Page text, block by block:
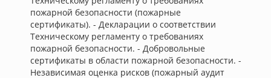
пожарной безопасности (пожарные
сертификаты). - Декларации о соответствии
Техническому регламенту о требованиях
пожарной безопасности. - Добровольные
сертификаты в области пожарной безопасности. -
Независимая оценка рисков (пожарный аудит